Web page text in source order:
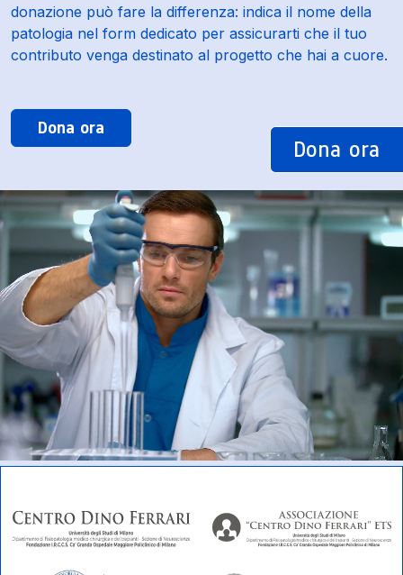
donazione può fare la differenza: indica il nome della
patologia nel form dedicato per assicurarti che il tuo
contributo venga destinato al progetto che hai a cuore.
Dona ora
Dona ora